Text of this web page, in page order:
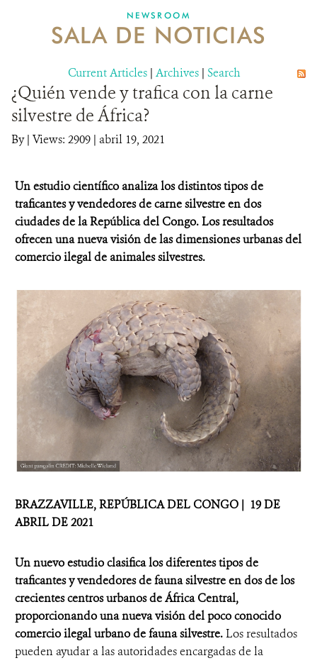
MECANISMO DE ATENCIÓN DE QUEJAS Y RECLAMOS
DONA
NEWSROOM
SALA DE NOTICIAS
Current Articles | Archives | Search
¿Quién vende y trafica con la carne
silvestre de África?
By| Views: 2909 | abril 19, 2021
Un estudio científico analiza los distintos tipos de
traficantes y vendedores de carne silvestre en dos
ciudades de la República del Congo.Los resultados
ofrecen una nueva visión de las dimensiones urbanas del
comercio ilegal de animales silvestres.
BRAZZAVILLE, REPÚBLICA DEL CONGO | 19 DE
ABRIL DE 2021
Un nuevo estudio clasifica los diferentes tipos de
traficantes y vendedores de fauna silvestre en dos de los
crecientes centros urbanos de África Central,
proporcionando una nueva visión del poco conocido
comercio ilegal urbano de fauna silvestre.Los resultados
pueden ayudar a las autoridades encargadas de la